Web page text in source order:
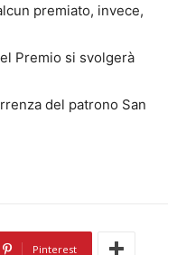
premiato, invece,
Premio si svolgerà
del patrono San
Pinterest